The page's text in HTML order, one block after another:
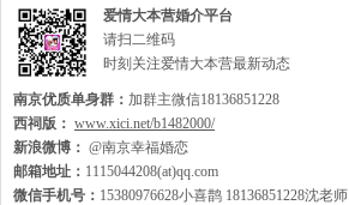
爱情大本营婚介平台
请扫二维码
时刻关注爱情大本营最新动态
南京优质单身群： 加群主微信18136851228
西祠版： www.xici.net/b1482000/
新浪微博： @南京幸福婚恋
邮箱地址： 1115044208(at)qq.com
微信手机号： 15380976628小喜鹊 18136851228沈老师